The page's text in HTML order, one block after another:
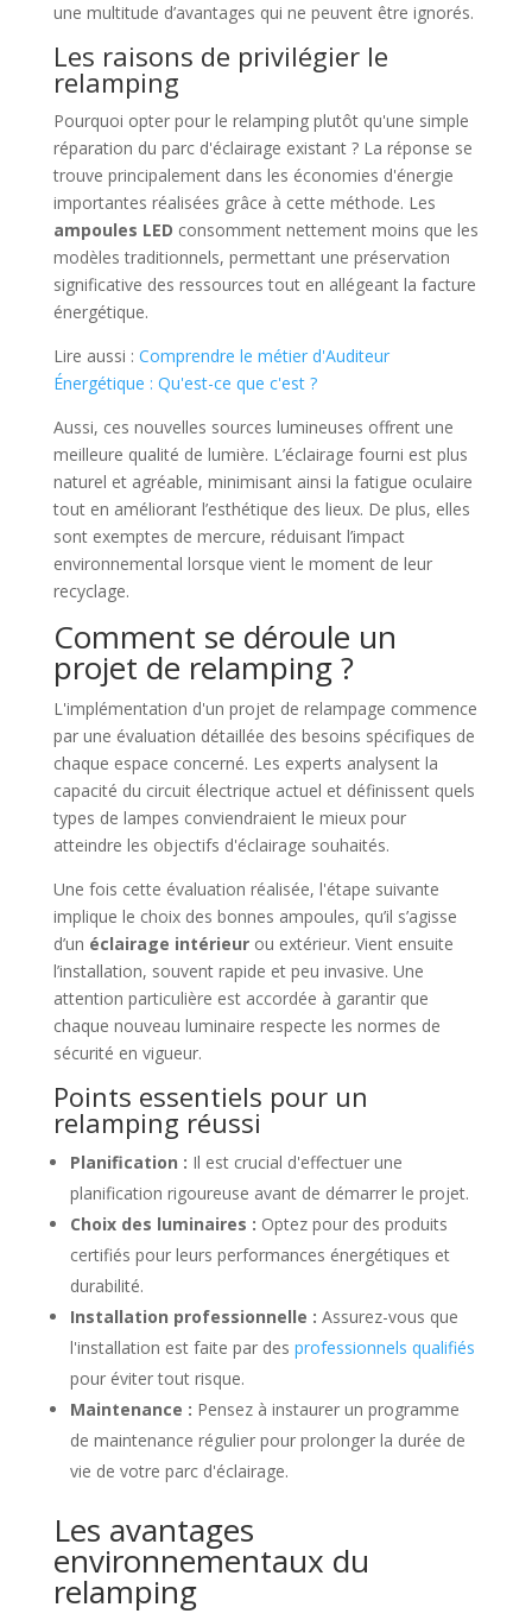
une multitude d’avantages qui ne peuvent être ignorés.
Les raisons de privilégier le
relamping
Pourquoi opter pour le relamping plutôt qu'une simple
réparation du parc d'éclairage existant ? La réponse se
trouve principalement dans les économies d'énergie
importantes réalisées grâce à cette méthode. Les
ampoules LED consomment nettement moins que les
modèles traditionnels, permettant une préservation
significative des ressources tout en allégeant la facture
énergétique.
Lire aussi : Comprendre le métier d'Auditeur
Énergétique : Qu'est-ce que c'est ?
Aussi, ces nouvelles sources lumineuses offrent une
meilleure qualité de lumière. L’éclairage fourni est plus
naturel et agréable, minimisant ainsi la fatigue oculaire
tout en améliorant l’esthétique des lieux. De plus, elles
sont exemptes de mercure, réduisant l’impact
environnemental lorsque vient le moment de leur
recyclage.
Comment se déroule un
projet de relamping ?
L'implémentation d'un projet de relampage commence
par une évaluation détaillée des besoins spécifiques de
chaque espace concerné. Les experts analysent la
capacité du circuit électrique actuel et définissent quels
types de lampes conviendraient le mieux pour
atteindre les objectifs d'éclairage souhaités.
Une fois cette évaluation réalisée, l'étape suivante
implique le choix des bonnes ampoules, qu’il s’agisse
d’un éclairage intérieurou extérieur. Vient ensuite
l’installation, souvent rapide et peu invasive. Une
attention particulière est accordée à garantir que
chaque nouveau luminaire respecte les normes de
sécurité en vigueur.
Points essentiels pour un
relamping réussi
Planification : Il est crucial d'effectuer une
planification rigoureuse avant de démarrer le projet.
Choix des luminaires : Optez pour des produits
certifiés pour leurs performances énergétiques et
durabilité.
Installation professionnelle : Assurez-vous que
l'installation est faite par des professionnels qualifiés
pour éviter tout risque.
Maintenance : Pensez à instaurer un programme
de maintenance régulier pour prolonger la durée de
vie de votre parc d'éclairage.
Les avantages
environnementaux du
relamping